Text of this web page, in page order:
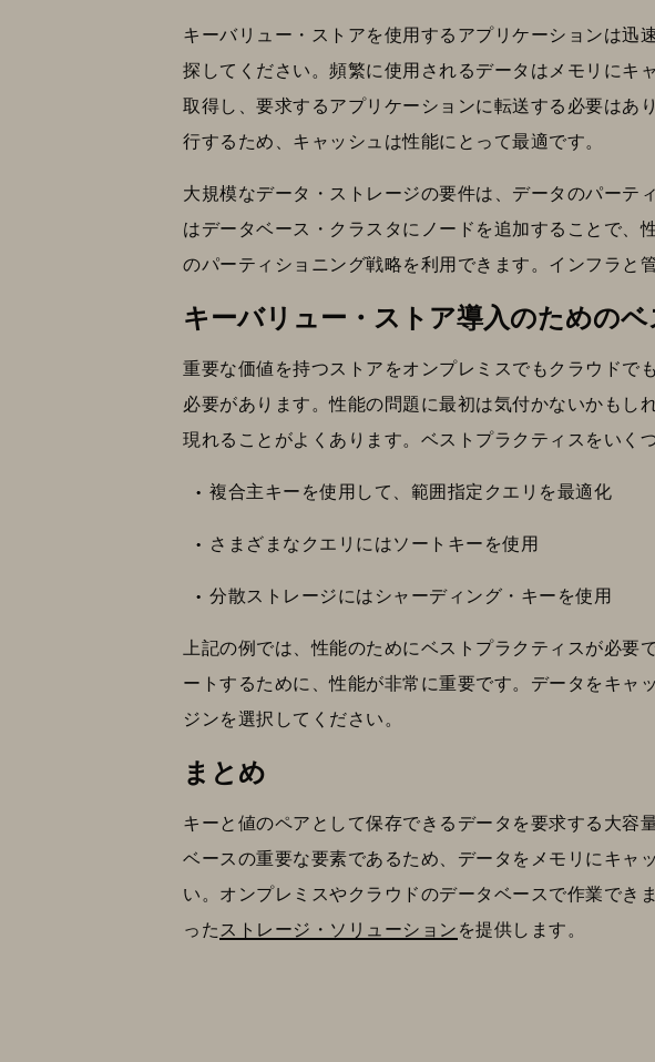
キーバリュー・ストアを使用するアプリケーションは迅
探してください。頻繁に使用されるデータはメモリにキ
取得し、要求するアプリケーションに転送する必要はあ
行するため、キャッシュは性能にとって最適です。
大規模なデータ・ストレージの要件は、データのパー
はデータベース・クラスタにノードを追加することで
のパーティショニング戦略を利用できます。インフラと
キーバリュー・ストア導入のための
重要な価値を持つストアをオンプレミスでもクラウドで
必要があります。性能の問題に最初は気付かないかもし
現れることがよくあります。ベストプラクティスをいく
複合主キーを使用して、範囲指定クエリを最適化
さまざまなクエリにはソートキーを使用
分散ストレージにはシャーディング・キーを使用
上記の例では、性能のためにベストプラクティスが必
ートするために、性能が非常に重要です。データをキャ
ジンを選択してください。
まとめ
キーと値のペアとして保存できるデータを要求する大容
ベースの重要な要素であるため、データをメモリにキャ
い。オンプレミスやクラウドのデータベースで作業でき
った ストレージ・ソリューション を提供します。